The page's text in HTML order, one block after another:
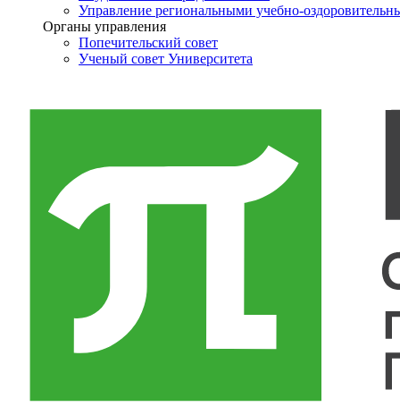
Управление региональными учебно-
Органы управления
Попечительский совет
Ученый совет Университета